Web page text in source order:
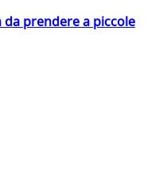
da prendere a piccole